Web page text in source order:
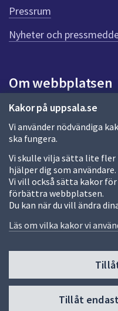
Kakor på uppsala.se
Vi använder nödvändiga
ska fungera.
Vi skulle vilja sätta lite
hjälper dig som användare.
Vi vill också sätta kakor
förbättra webbplatsen.
Du kan när du vill ändra
Läs om vilka kakor vi
Tillåt
e
n
n
a
d
a
Pressrum
Nyheter och
Om webbplatsen
Om webbplatsen
Allmänna handlingar
Behandling av
Kakor
Språk (other languages)
Fler